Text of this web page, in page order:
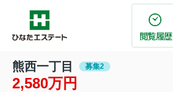
閲覧履歴
熊西一丁目 募集2
2,580万円